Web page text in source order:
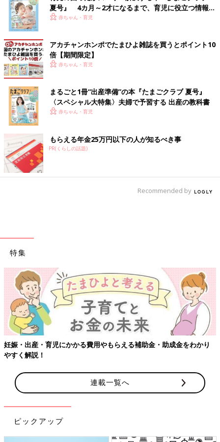
夏号』 4カ月～2才になるまで、育児に役立つ情報が
いっぱい！
赤ちゃん・育児
アカチャンホンポでたまひよ雑誌を買うとポイント10
倍【期間限定】
赤ちゃん・育児
まるごと1冊“出産準備”の本『たまごクラブ 夏号』
〈スペシャル大特集〉夫婦で予習する 出産の教科書
赤ちゃん・育児
もらえる年金25万円以下の人が知るべき事
PR(くらしの話題)
Recommended by
特集
【ワクチン接種できるものも】妊婦の感染症対策、知っておいて！
連載一覧へ
ピックアップ